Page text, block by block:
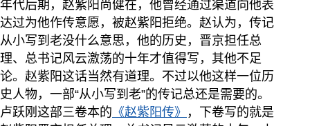
年代后期，赵紫阳尚健在，他曾经通过渠道向他表
达过为他作传意愿，被赵紫阳拒绝。赵认为，传记
从小写到老没什么意思，他的历史，晋京担任总
理、总书记风云激荡的十年才值得写，其他不足
论。赵紫阳这话当然有道理。不过以他这样一位历
史人物，一部“从小写到老”的传记总还是需要的。
卢跃刚这部三卷本的 《赵紫阳传》 ，下卷写的就是